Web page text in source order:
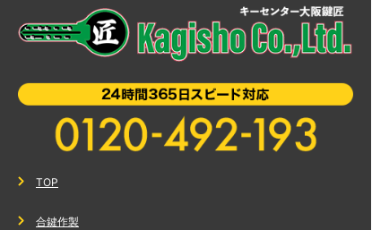
TOP
合鍵作製